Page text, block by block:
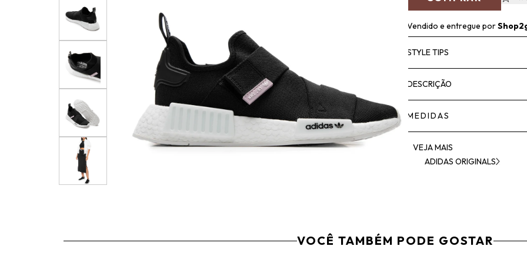
Vendido e entregue por
STYLE TIPS
DESCRIÇÃO
MEDIDAS
VEJA MAIS
ADIDAS ORIGINALS
VOCÊ TAMBÉM PODE GOSTAR